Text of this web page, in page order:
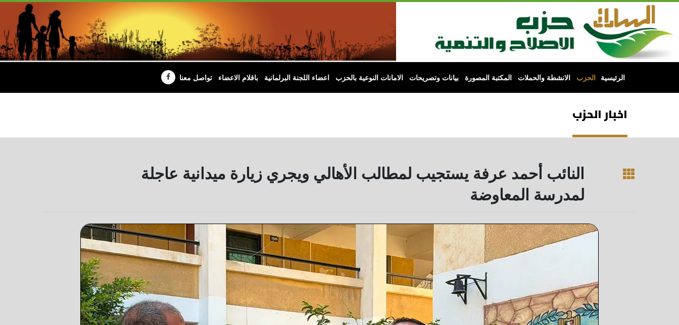
الرئيسية الحزب الانشطة والحملات المكتبة المصورة بيانات وتصريحات الامانات النوعية بالحزب اعضاء اللجنة البرلمانية باقلام الاعضاء تواصل معنا
اخبار الحزب
النائب أحمد عرفة يستجيب لمطالب الأهالي ويجري زيارة ميدانية عاجلة
لمدرسة المعاوضة